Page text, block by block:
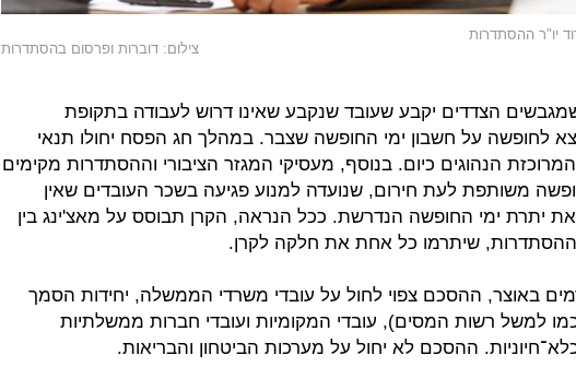
יו"ר ההסתדרות
צילום: דוברות ופרסום בהסתדרות
הצדדים יקבע שעובד שנקבע שאינו דרוש לעבודה בתקופת
לחופשה על חשבון ימי החופשה שצבר. במהלך חג הפסח יחולו תנאי
הנהוגים כיום. בנוסף, מעסיקי המגזר הציבורי וההסתדרות מקימים
משותפת לעת חירום, שנועדה למנוע פגיעה בשכר העובדים שאין
יתרת ימי החופשה הנדרשת. ככל הנראה, הקרן תבוסס על מאצ'ינג בין
שיתרמו כל אחת את חלקה לקרן.
באוצר, ההסכם צפוי לחול על עובדי משרדי הממשלה, יחידות הסמך
למשל רשות המסים), עובדי המקומיות ועובדי חברות ממשלתיות
ההסכם לא יחול על מערכות הביטחון והבריאות.